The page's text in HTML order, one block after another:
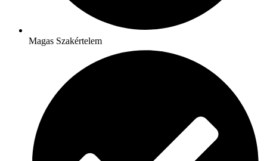
Magas Szakértelem